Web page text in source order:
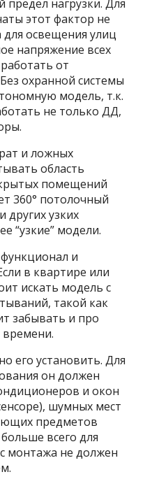
предел нагрузки. Для
этот фактор не
для освещения улиц
напряжение всех
от
охранной системы
модель, т.к.
не только ДД,
и ложных
область
помещений
360° потолочный
других узких
“узкие” модели.
и
в квартире или
искать модель с
такой как
забывать и про
времени.
его установить. Для
он должен
и окон
шумных мест
предметов
всего для
монтажа не должен